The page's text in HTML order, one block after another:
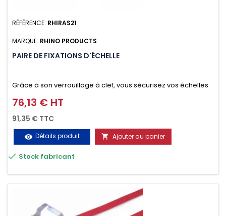
RÉFÉRENCE: RHIRAS21
MARQUE: RHINO PRODUCTS
PAIRE DE FIXATIONS D'ÉCHELLE
Grâce à son verrouillage à clef, vous sécurisez vos échelles
d'un seul geste aussi bien contre le vol que pendant le
transport. Référence vendue par paire.
Prix
76,13 € HT
91,35 € TTC
visibility Détails produit  Ajouter au panier
 Stock fabricant